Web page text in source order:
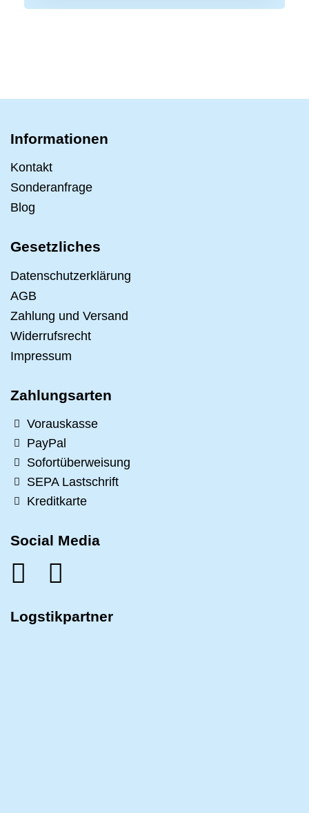
Informationen
Kontakt
Sonderanfrage
Blog
Gesetzliches
Datenschutzerklärung
AGB
Zahlung und Versand
Widerrufsrecht
Impressum
Zahlungsarten
Vorauskasse
PayPal
Sofortüberweisung
SEPA Lastschrift
Kreditkarte
Social Media
Logstikpartner